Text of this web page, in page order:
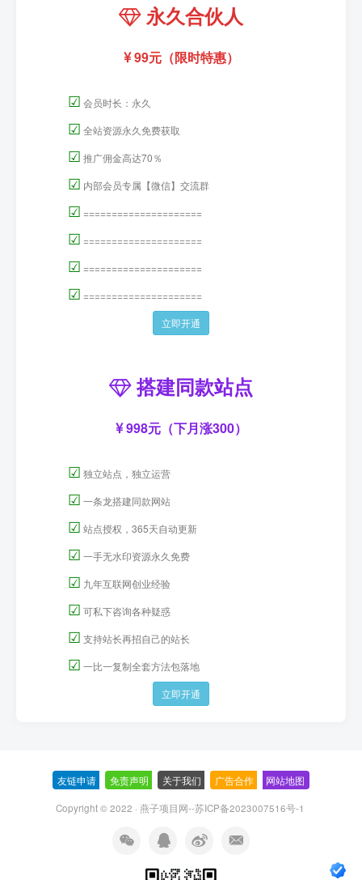
永久合伙人
99元（限时特惠）
☑ 会员时长：永久
☑ 全站资源永久免费获取
☑ 推广佣金高达70％
☑ 内部会员专属【微信】交流群
☑ =====================
☑ =====================
☑ =====================
☑ =====================
立即开通
搭建同款站点
998元（下月涨300）
☑ 独立站点，独立运营
☑ 一条龙搭建同款网站
☑ 站点授权，365天自动更新
☑ 一手无水印资源永久免费
☑ 九年互联网创业经验
☑ 可私下咨询各种疑惑
☑ 支持站长再招自己的站长
☑ 一比一复制全套方法包落地
立即开通
友链申请 免责声明 关于我们 广告合作 网站地图
Copyright © 2022 · 燕子项目网--苏ICP备2023007516号-1